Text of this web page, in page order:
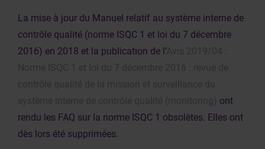
La mise à jour du Manuel relatif au système interne de
contrôle qualité (norme ISQC 1 et loi du 7 décembre
2016) en 2018 et la publication de l’Avis 2019/04 :
Norme ISQC 1 et loi du 7 décembre 2016 : revue de
contrôle qualité de la mission et surveillance du
système interne de contrôle qualité (monitoring) ont
rendu les FAQ sur la norme ISQC 1 obsolètes. Elles ont
dès lors été supprimées.